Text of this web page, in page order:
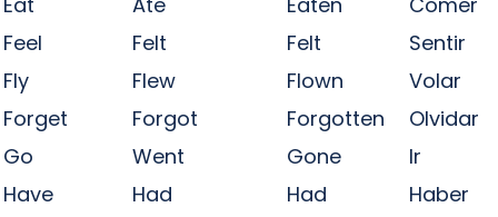
Feel
Felt Felt
Sentir
Fly
Flew Flown
Volar
Forget
Forgot Forgotten
Olvidar
Go
Went Gone
Ir
Have
Had Had
Haber